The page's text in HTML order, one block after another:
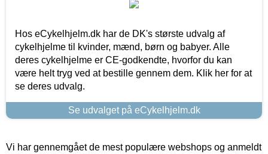
Hos eCykelhjelm.dk har de DK's største udvalg af
cykelhjelme til kvinder, mænd, børn og babyer. Alle
deres cykelhjelme er CE-godkendte, hvorfor du kan
være helt tryg ved at bestille gennem dem. Klik her for at
se deres udvalg.
Se udvalget på eCykelhjelm.dk
Vi har gennemgået de mest populære webshops og anmeldt